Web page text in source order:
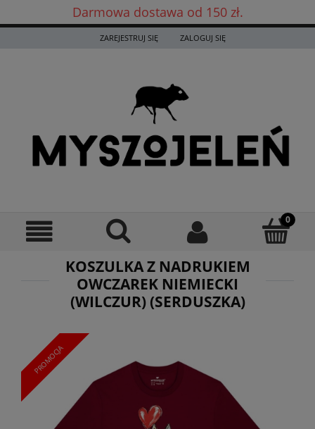
Darmowa dostawa od 150 zł.
Darmowa dostawa już od 150 zł! ✨
ZAREJESTRUJ SIĘ ZALOGUJ SIĘ
KOSZULKA Z NADRUKIEM
OWCZAREK NIEMIECKI
(WILCZUR) (SERDUSZKA)
PROMOCJA